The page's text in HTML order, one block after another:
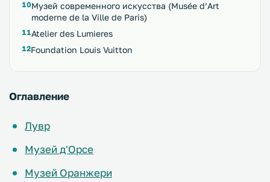
Музей современного искусства (Musée d’Art
moderne de la Ville de Paris)
Atelier des Lumieres
Foundation Louis Vuitton
Оглавление
Лувр
Музей д'Орсе
Музей Оранжери